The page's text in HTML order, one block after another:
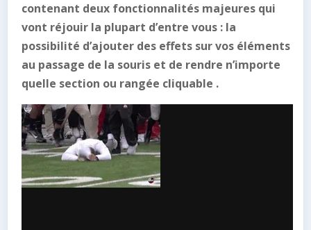
contenant deux fonctionnalités majeures qui
vont réjouir la plupart d’entre vous : la
possibilité d’ajouter des effets sur vos éléments
au passage de la souris et de rendre n’importe
quelle section ou rangée cliquable .